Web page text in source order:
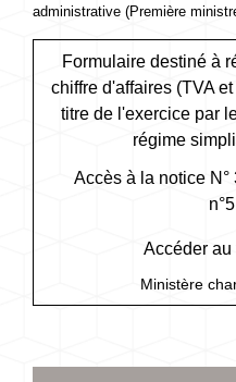
administrative (Première
Formulaire destiné à
chiffre d'affaires (TVA
titre de l'exercice par
régime
Accès à la notice
Accéder au
Ministère